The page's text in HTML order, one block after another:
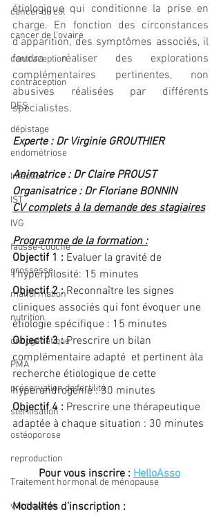
cancer du col
cancer de l'ovaire
contraception
contraception
DES
dépistage
endométriose
Infection
IST
IVG
fausse-couche
grossesse
malformation
nutrition
oncogénétique
PMA
préservation de fertilité
stérilisation
ostéoporose
reproduction
Traitement hormonal de ménopause
vaccination
étiologique qui conditionne la prise en
charge. En fonction des circonstances
d’apparition, des symptômes associés, il
faudra réaliser des explorations
complémentaires pertinentes, non
abusives réalisées par différents
spécialistes.
Experte : Dr Virginie GROUTHIER
Animatrice : Dr Claire PROUST
Organisatrice : Dr Floriane BONNIN
CV complets à la demande des stagiaires
Programme de la formation :
Objectif 1 : Evaluer la gravité de
l’hyperpilosité: 15 minutes
Objectif 2 : Reconnaître les signes
cliniques associés qui font évoquer une
étiologie spécifique : 15 minutes
Objectif 3 : Prescrire un bilan
complémentaire adapté et pertinent àla
recherche étiologique de cette
hyperandrogénie : 30 minutes
Objectif 4 : Prescrire une thérapeutique
adaptée à chaque situation : 30 minutes
Pour vous inscrire : HelloAsso
Modalités d’inscription :